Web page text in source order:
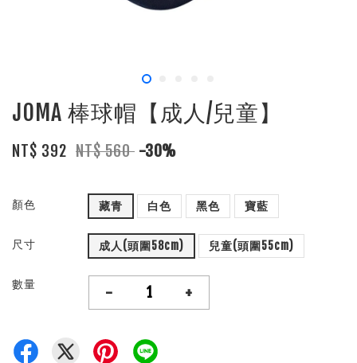
JOMA 棒球帽【成人/兒童】
NT$ 392 NT$ 560 -30%
顏色 藏青 白色 黑色 寶藍
尺寸 成人(頭圍58cm) 兒童(頭圍55cm)
數量 - +